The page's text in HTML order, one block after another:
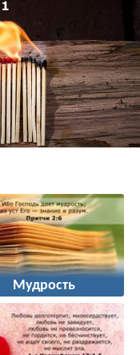
Мудрость